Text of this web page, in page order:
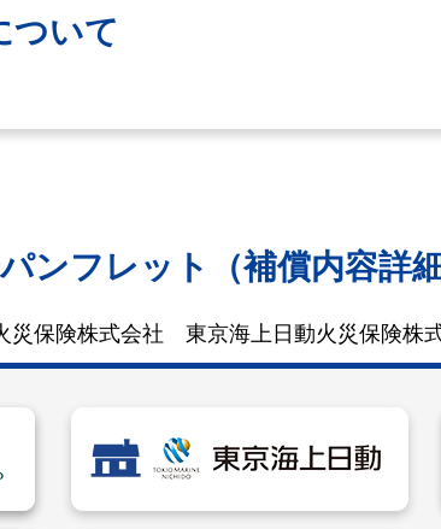
ついて
パンフレット（補償内容詳細
災保険株式会社 東京海上日動火災保険株